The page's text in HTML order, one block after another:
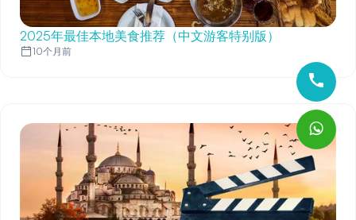
2025年最佳本地美食推荐（中文游客特别版）
10个月前